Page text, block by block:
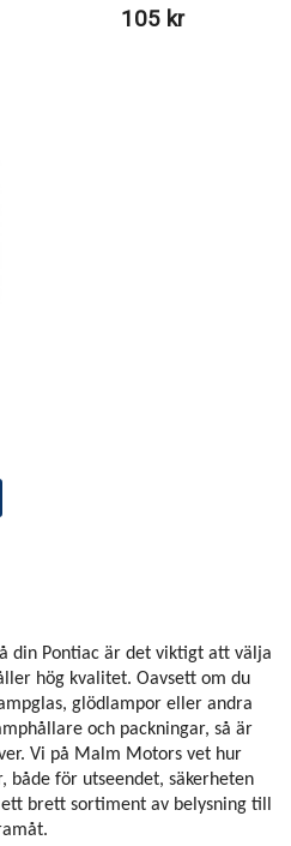
105 kr
din Pontiac är det viktigt att välja
hög kvalitet. Oavsett om du
glödlampor eller andra
och packningar, så är
Vi på Malm Motors vet hur
både för utseendet, säkerheten
brett sortiment av belysning till